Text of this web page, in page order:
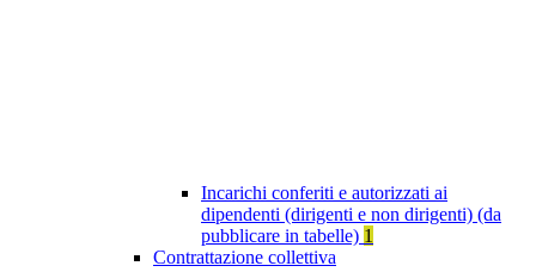
Incarichi conferiti e autorizzati ai
dipendenti (dirigenti e non dirigenti) (da
pubblicare in tabelle) 1
Contrattazione collettiva